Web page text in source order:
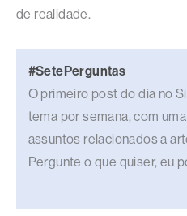
de realidade.
#SetePerguntas
O primeiro post do dia no
tema por semana, com
assuntos relacionados a
Pergunte o que quiser, eu